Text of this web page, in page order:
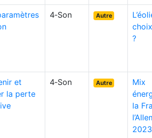
4‑Son Autre
?
et
la perte
4‑Son Autre
Mix
la
2023